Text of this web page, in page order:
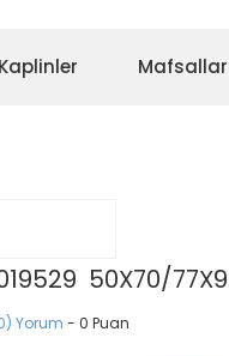
Kaplinler Mafsallar
50X70/
Yorum - 0 Puan